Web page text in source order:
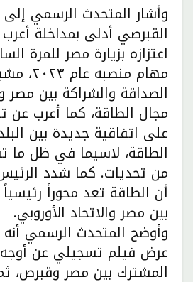
وأشار المتحدث الرسمي
القبرصي أدلى بمداخلة
اعتزازه بزيارة مصر للمرة
مهام
الصداقة والشراكة بين
مجال الطاقة، كما أعرب عن
على اتفاقية جديدة بين
الطاقة، لاسيما في ظل ما
من تحديات. كما شدد
أن الطاقة تعد محوراً
بين مصر والاتحاد الأوروبي.
وأوضح المتحدث الرسمي
عرض فيلم تسجيلي عن أوجه
المشترك بين مصر وقبرص،